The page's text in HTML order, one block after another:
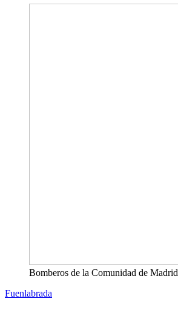
Bomberos de la Comunidad de Madrid
Fuenlabrada